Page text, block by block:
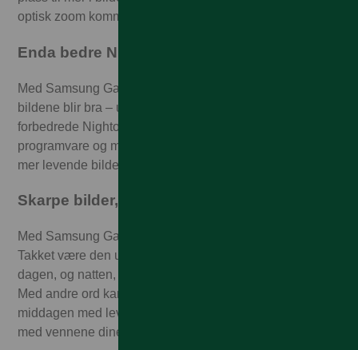
optisk zoom kommer du nærmere det som er viktig.
Enda bedre Nightography
Med Samsung Galaxy S24 kan du være sikker på at
bildene blir bra – uansett lysforhold. Takket være vår
forbedrede Nightography-teknologi, skjerpet
programvare og mer lysinnslipp får du større skarphet og
mer levende bilder i dine fotografier.
Skarpe bilder, selv når det er mørkt
Med Samsung Galaxy S24 mister du aldri et øyeblikk.
Takket være den utrolige kamerasensoren kan du fange
dagen, og natten, selv om det er veldig mørkt der du er.
Med andre ord kan du ta like episke bilder under
middagen med levende lys som når du henger i parken
med vennene dine.